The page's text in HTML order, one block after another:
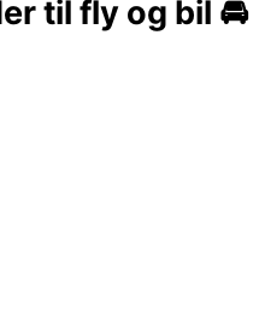
til fly og bil 🚘